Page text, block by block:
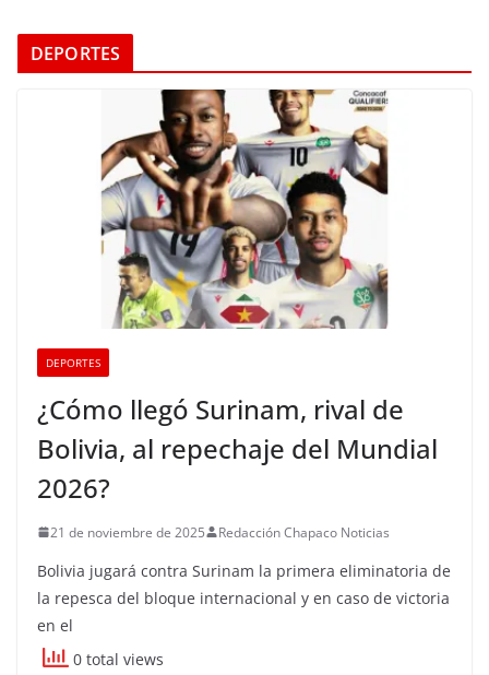
DEPORTES
DEPORTES
¿Cómo llegó Surinam, rival de
Bolivia, al repechaje del Mundial
2026?
21 de noviembre de 2025 Redacción Chapaco Noticias
Bolivia jugará contra Surinam la primera eliminatoria de
la repesca del bloque internacional y en caso de victoria
en el
0 total views